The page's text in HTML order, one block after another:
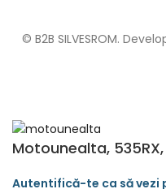
© B2B SILVESROM.
Motounealta,